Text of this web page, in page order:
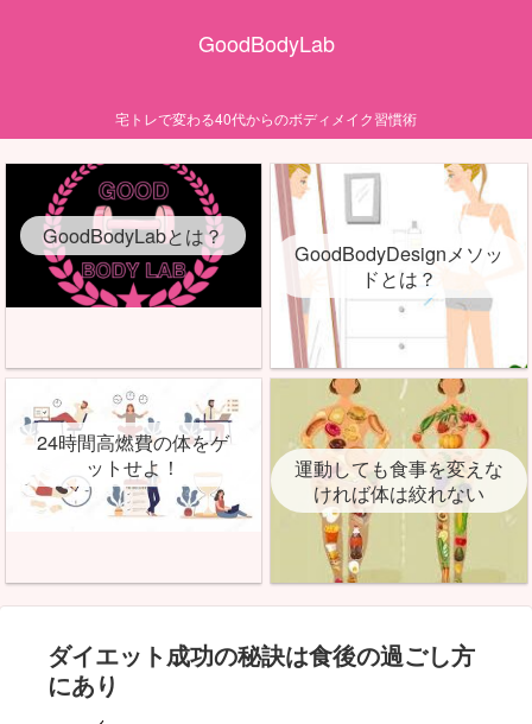
GoodBodyLab
宅トレで変わる40代からのボディメイク習慣術
GoodBodyLabとは？
GoodBodyDesignメソッ
ドとは？
24時間高燃費の体をゲ
ットせよ！
運動しても食事を変えな
ければ体は絞れない
ダイエット成功の秘訣は食後の過ごし方
にあり